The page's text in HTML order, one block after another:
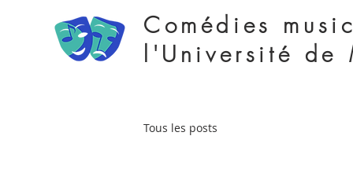
Comédies
l'Université de
Tous les posts